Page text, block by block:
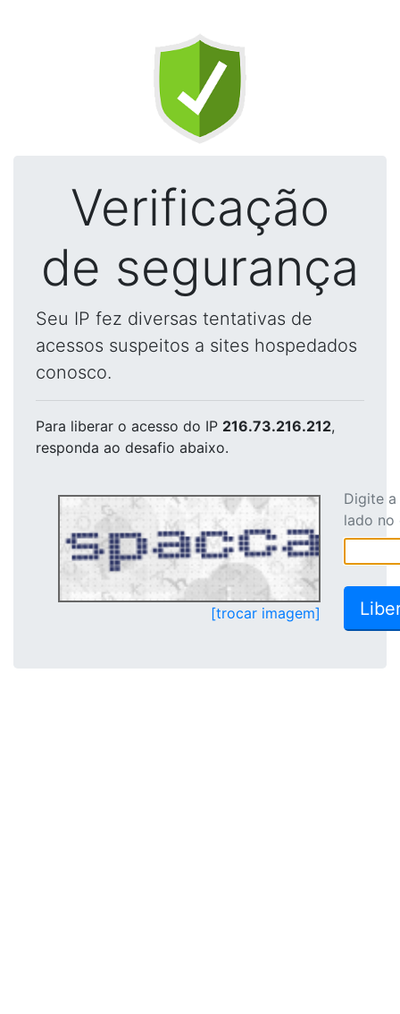
Verificação
de segurança
Seu IP fez diversas tentativas de
acessos suspeitos a sites hospedados
conosco.
Para liberar o acesso do IP 216.73.216.212,
responda ao desafio abaixo.
[trocar imagem]
Digite
lado no